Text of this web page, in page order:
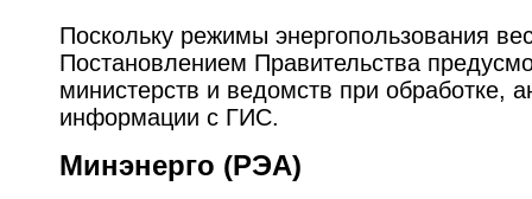
Поскольку режимы энергопользования
Постановлением Правительства
министерств и ведомств при обработке,
информации с ГИС.
Минэнерго (РЭА)